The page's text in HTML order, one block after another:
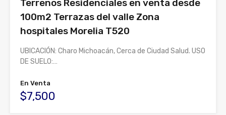
Terrenos Residenciales en venta desde
100m2 Terrazas del valle Zona
hospitales Morelia T520
UBICACIÓN: Charo Michoacán, Cerca de Ciudad Salud. USO
DE SUELO:…
En Venta
$7,500